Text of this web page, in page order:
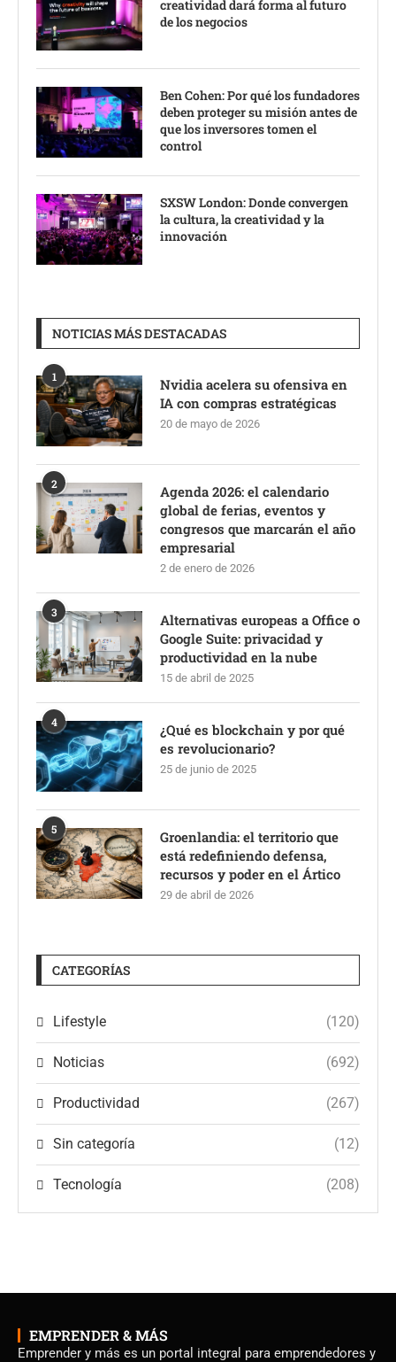
creatividad dará forma al futuro
de los negocios
Ben Cohen: Por qué los fundadores
deben proteger su misión antes de
que los inversores tomen el
control
SXSW London: Donde convergen
la cultura, la creatividad y la
innovación
NOTICIAS MÁS DESTACADAS
1
Nvidia acelera su ofensiva en
IA con compras estratégicas
20 de mayo de 2026
2
Agenda 2026: el calendario
global de ferias, eventos y
congresos que marcarán el año
empresarial
2 de enero de 2026
3
Alternativas europeas a Office o
Google Suite: privacidad y
productividad en la nube
15 de abril de 2025
4
¿Qué es blockchain y por qué
es revolucionario?
25 de junio de 2025
5
Groenlandia: el territorio que
está redefiniendo defensa,
recursos y poder en el Ártico
29 de abril de 2026
CATEGORÍAS
Lifestyle (120)
Noticias (692)
Productividad (267)
Sin categoría (12)
Tecnología (208)
EMPRENDER & MÁS
Emprender y más es un portal integral para emprendedores y